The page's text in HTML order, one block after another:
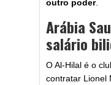
outro poder.
Arábia
salário
O Al-Hilal é o
contratar Lionel